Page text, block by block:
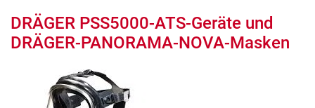
DRÄGER PSS5000-ATS-Geräte und
DRÄGER-PANORAMA-NOVA-Masken